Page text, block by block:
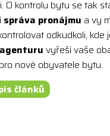
O kontrolu bytu se tak
správa pronájmu a vy
odkudkoli, kde
vyřeší vaše
nové obyvatele bytu.
článků